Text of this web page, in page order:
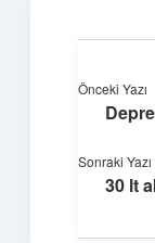
Güncel
Önceki Yazı
Sonraki Yazı
30 lt